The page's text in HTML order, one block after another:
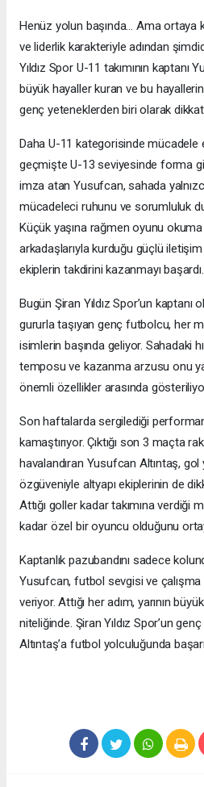
Henüz yolun başında… Ama ortaya
ve liderlik karakteriyle adından
Yıldız Spor U-11 takımının kaptanı
büyük hayaller kuran ve bu
genç yeteneklerden biri olarak
Daha U-11 kategorisinde mücadele
geçmişte U-13 seviyesinde forma
imza atan Yusufcan, sahada
mücadeleci ruhunu ve sorumluluk
Küçük yaşına rağmen oyunu
arkadaşlarıyla kurduğu güçlü iletişim
ekiplerin takdirini kazanmayı başardı.
Bugün Şiran Yıldız Spor’un kaptanı
gururla taşıyan genç futbolcu, her
isimlerin başında geliyor. Sahadaki
temposu ve kazanma arzusu onu
önemli özellikler arasında
Son haftalarda sergilediği
kamaştırıyor. Çıktığı son 3 maçta
havalandıran Yusufcan Altıntaş, gol
özgüveniyle altyapı ekiplerinin de
Attığı goller kadar takımına verdiği
kadar özel bir oyuncu olduğunu
Kaptanlık pazubandını sadece
Yusufcan, futbol sevgisi ve
veriyor. Attığı her adım, yarının
niteliğinde. Şiran Yıldız Spor’un
Altıntaş’a futbol yolculuğunda